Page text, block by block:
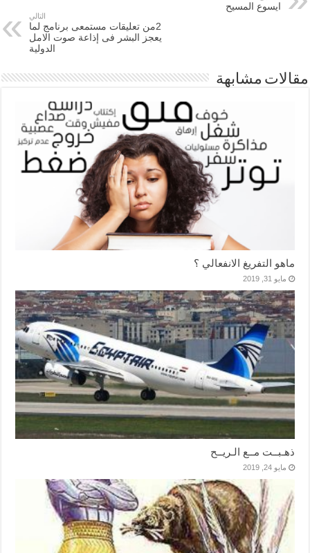
ايسوع المسيح
التالي
2من تعليقات مستمعى برنامج لما
يعجز البشر فى إذاعة صوت الامل
الدولية
مقالات مشابهة
ماهو التفريغ الانفعالي ؟
مايو 31, 2019
ذهـبــت مــع الـريــح
مايو 24, 2019